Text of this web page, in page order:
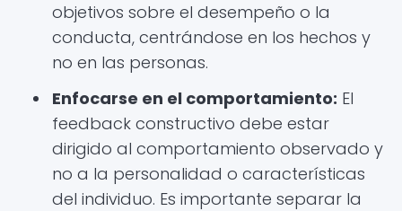
objetivos sobre el desempeño o la
conducta, centrándose en los hechos y
no en las personas.
Enfocarse en el comportamiento: El
feedback constructivo debe estar
dirigido al comportamiento observado y
no a la personalidad o características
del individuo. Es importante separar la